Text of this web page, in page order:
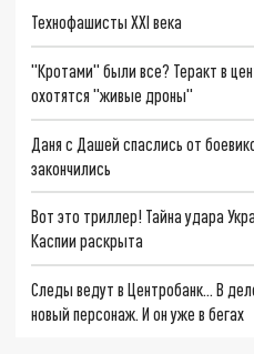
Технофашисты XXI века
"Кротами" были все? Теракт в
охотятся "живые дроны"
Даня с Дашей спаслись от
закончились
Вот это триллер! Тайна удара
Каспии раскрыта
Следы ведут в Центробанк… В
новый персонаж. И он уже в бегах